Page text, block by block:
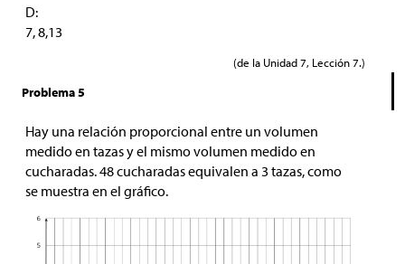
D:
7, 8,13
(de la Unidad 7, Lección 7.)
Problema 5
Hay una relación proporcional entre un volumen
medido en tazas y el mismo volumen medido en
cucharadas. 48 cucharadas equivalen a 3 tazas, como
se muestra en el gráfico.